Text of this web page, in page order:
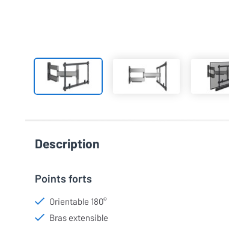
Description
Points forts
Orientable 180°
Bras extensible